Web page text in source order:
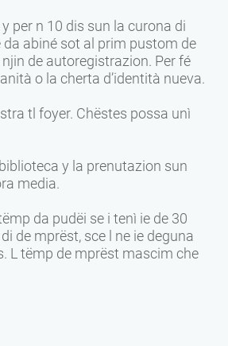
per n 10 dis sun la curona di
da abiné sot al prim pustom de
de autoregistrazion. Per fé
o la cherta d’identità nueva.
tl foyer. Chëstes possa unì
y la prenutazion sun
media.
da pudëi se i tenì ie de 30
de mprëst, sce l ne ie deguna
L tëmp de mprëst mascim che